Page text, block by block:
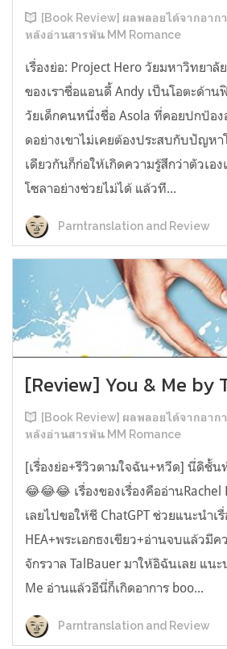
[Book Review] ผลพลอยได้จากอาก
หลังอ่านสารพัน MM Romance
เรื่องย่อ: Project Hero วัยมหาวิทยาลั
ของเราชื่อแอนดี้ Andy เป็นโอตะด้า
วัยเด็กคนหนึ่งชื่อ Asola ที่คอยปกป้อง
ดอย่างเขาไม่เคยต้องประสบกับปัญห
เดียวกันก็ก่อให้เกิดความรู้สึกว่าตัวเอ
โซลาอย่างช่วยไม่ได้ แล้วที...
Parntranslation and Review
[Review] You & Me by
[Book Review] ผลพลอยได้จากอาก
หลังอ่านสารพัน MM Romance
[เรื่องย่อ+รีวิวตามใจฉัน+หวีด] นี่ดิชั้น
😂😂😂 เรื่องของเรื่องคืออ่านRachel
เลยไปขอให้ชี ChatGPT ช่วยแนะนำเ
HEA+พระเอกธงเขียว+อ่านจบแล้วมี
จักรวาล TalBauer มาให้อิฉันเลย แนะ
Me อ่านแล้วอีนี่ก็เกิดอาการ boo...
Parntranslation and Review